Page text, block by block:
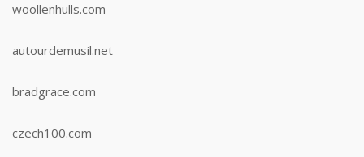
woollenhulls.com
autourdemusil.net
bradgrace.com
czech100.com